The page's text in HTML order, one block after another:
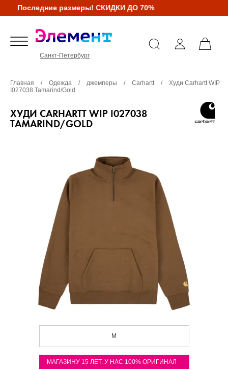
Последние размеры! СКИДКИ ДО 70%
Санкт-Петербург
Главная / Одежда / джемперы / Carhartt /
Худи Carhartt WIP
I027038 Tamarind/Gold
ХУДИ CARHARTT WIP I027038
TAMARIND/GOLD
M
МАГАЗИНУ 15 ЛЕТ. У НАС 100% ОРИГИНАЛ